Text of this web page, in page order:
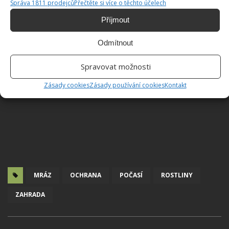
Správa 1811 prodejcůPřečtěte si více o těchto účelech
Příjmout
Odmítnout
Spravovat možnosti
Zásady cookiesZásady používání cookiesKontakt
MRÁZ OCHRANA POČASÍ ROSTLINY
ZAHRADA